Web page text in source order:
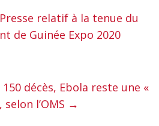
relatif à la tenue du
de Guinée Expo 2020
150 décès, Ebola reste une «
l’OMS →